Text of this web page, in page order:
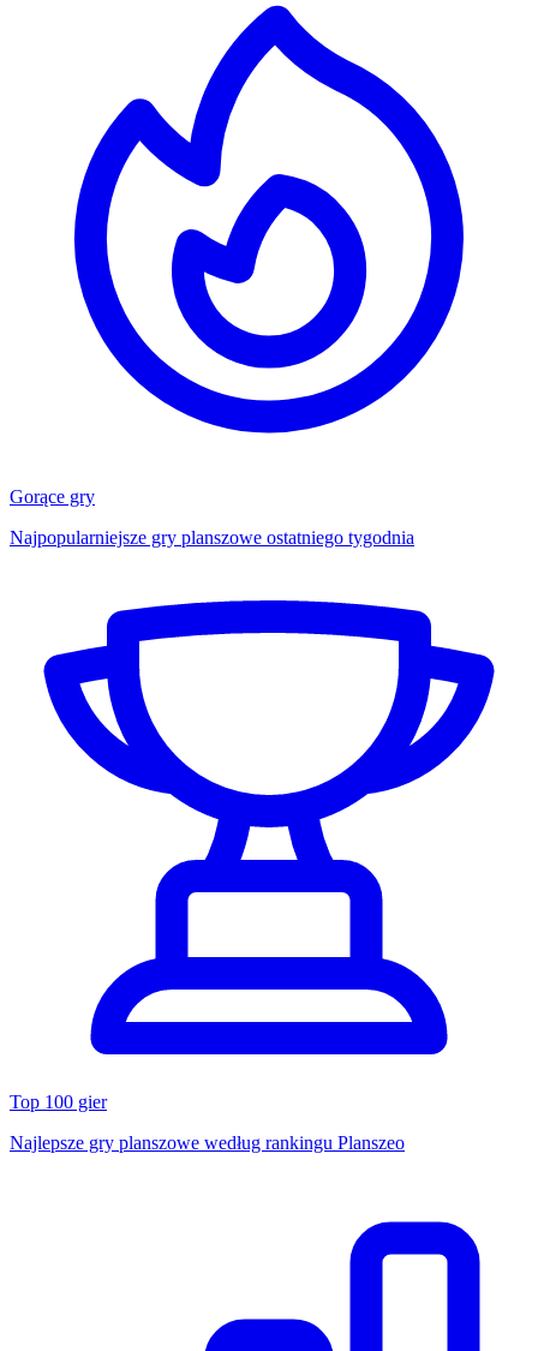
Gorące gry
Najpopularniejsze gry planszowe ostatniego tygodnia
Top 100 gier
Najlepsze gry planszowe według rankingu Planszeo